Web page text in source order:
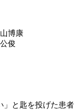
山博康
俊
」と匙を投げた患者